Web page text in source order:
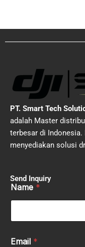
PT. Smart Tech
adalah Master
terbesar di
menyediakan solusi
Send Inquiry
Name *
Email *